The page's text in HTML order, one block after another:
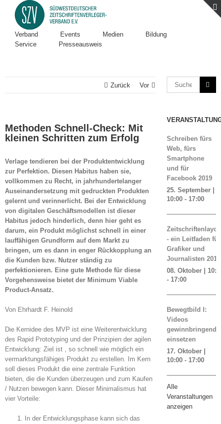
Verband Events Medien
Bildung
Service
Presseausweis
Zurück Vor
Methoden Schnell-Check: Mit
kleinen Schritten zum Erfolg
Verlage tendieren bei der Produktentwicklung
zur Perfektion. Diesen Habitus haben sie,
vollkommen zu Recht, in jahrhundertelanger
Auseinandersetzung mit gedruckten Produkten
gelernt und verinnerlicht. Bei der Entwicklung
von digitalen Geschäftsmodellen ist dieser
Habitus jedoch hinderlich, denn hier geht es
darum, ein Produkt möglichst schnell in einer
lauffähigen Grundform auf dem Markt zu
bringen, um es dann in enger Rückkopplung an
die Kunden bzw. Nutzer ständig zu
perfektionieren. Eine gute Methode für diese
Vorgehensweise bietet der Minimum Viable
Product-Ansatz.
Von Ehrhardt F. Heinold
Die Kernidee des MVP ist eine Weiterentwicklung
des Rapid Prototyping und der Prinzipien der agilen
Entwicklung: Ziel ist , so schnell wie möglich ein
vermarktungsfähiges Produkt zu erstellen. Im Kern
soll dieses Produkt die eine zentrale Funktion
bieten, die die Kunden überzeugen und zum Kaufen
/ Nutzen bewegen kann. Dieser Minimalismus hat
vier Vorteile:
In der Entwicklungsphase kann sich das
Schreiben fürs
Web, fürs
Smartphone
und für
Facebook 2019
25. September |
10:00- 17:00
- ein Leitfaden für
Grafiker und
Journalisten 2019
08. Oktober |
- 17:00
Bewegtbild I:
Videos
gewinnbringend
einsetzen
17. Oktober |
10:00- 17:00
Alle
Veranstaltungen
anzeigen